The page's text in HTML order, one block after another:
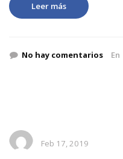
Leer más
No hay comentarios En
Feb 17, 2019